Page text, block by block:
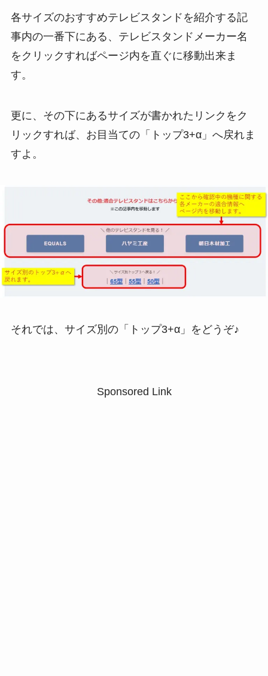
各サイズのおすすめテレビスタンドを紹介する記
事内の一番下にある、 テレビスタンドメーカー名
をクリックすればページ内を直ぐに移動出来ま
す。
更に、その下にあるサイズが書かれたリンクをク
リックすれば、お目当ての「トップ3+α」へ戻れま
すよ。
それでは、サイズ別の「トップ3+α」をどうぞ♪
Sponsored Link